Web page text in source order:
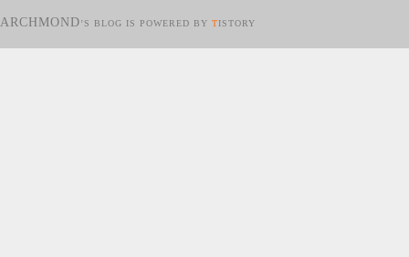
ARCHMOND’S BLOG IS POWERED BY TISTORY